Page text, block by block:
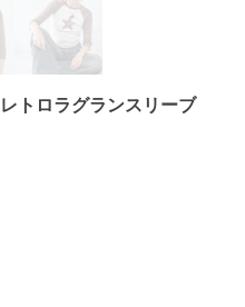
トロラグランスリーブ